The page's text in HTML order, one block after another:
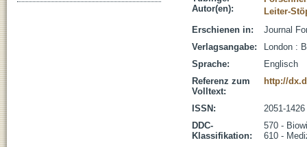
Autor(en):
Leiter-
Erschienen in:
Journal
Verlagsangabe:
London :
Sprache:
Englisch
Referenz zum
Volltext:
http://
ISSN:
2051-1426
DDC-
Klassifikation:
570 -
610 -